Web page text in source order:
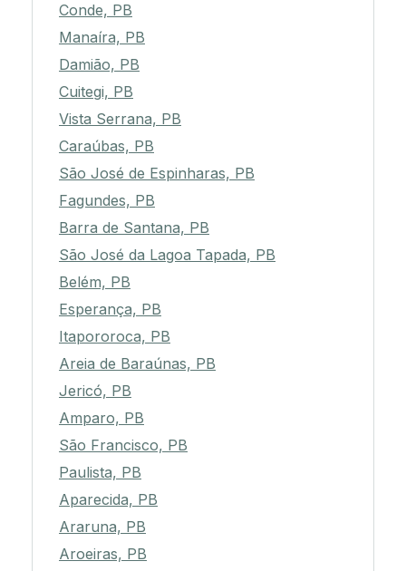
Conde, PB
Manaíra, PB
Damião, PB
Cuitegi, PB
Vista Serrana, PB
Caraúbas, PB
São José de Espinharas, PB
Fagundes, PB
Barra de Santana, PB
São José da Lagoa Tapada, PB
Belém, PB
Esperança, PB
Itapororoca, PB
Areia de Baraúnas, PB
Jericó, PB
Amparo, PB
São Francisco, PB
Paulista, PB
Aparecida, PB
Araruna, PB
Aroeiras, PB